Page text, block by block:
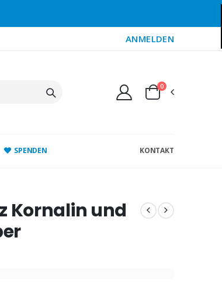
ANMELDEN
0
SPENDEN KONTAKT
Kornalin und